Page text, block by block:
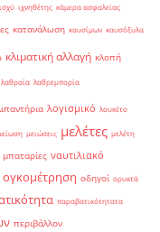
ισχύ ιχνηθέτης κάμερα ασφαλείας
κατανάλωση καυσίμων καυσόξυλα
κλιματική αλλαγή κλοπή
λαθραία λαθρεμπορία
λογισμικό λουκέτο
μειώσεις μελέτες μελέτη
μπαταρίες ναυτιλιακό
ογκομέτρηση οδηγοί ορυκτά
παραβατικότητατα
περιβάλλον